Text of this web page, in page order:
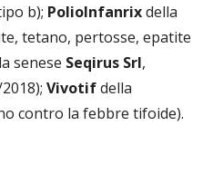
b); PolioInfanrixdella
tetano, pertosse, epatite
senese Seqirus Srl,
Vivotifdella
contro la febbre tifoide).